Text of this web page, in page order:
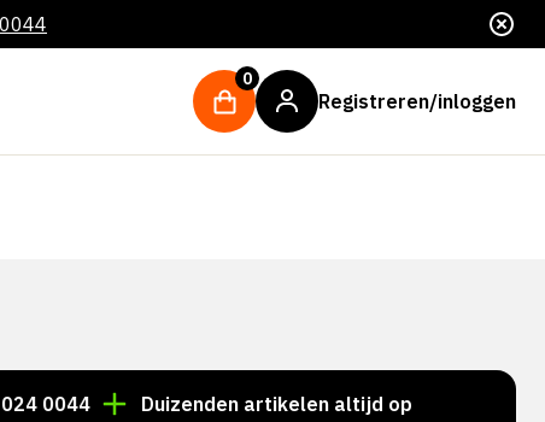
0
Registreren/inloggen
Duizenden artikelen altijd op voorraad!